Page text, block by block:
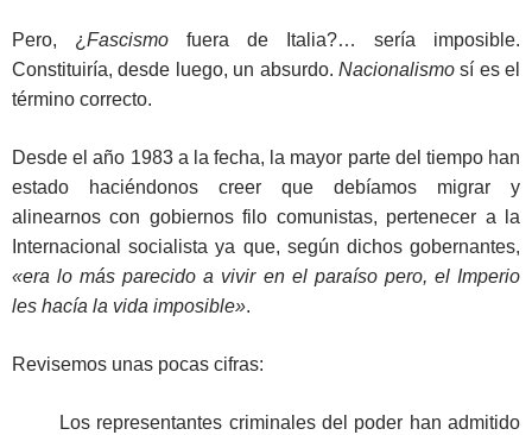
Pero, ¿ Fascismo fuera de Italia?… sería imposible.
Constituiría, desde luego, un absurdo. Nacionalismosí es el
término correcto.
Desde el año 1983 a la fecha, la mayor parte del tiempo han
estado haciéndonos creer que debíamos migrar y
alinearnos con gobiernos filo comunistas, pertenecer a la
Internacional socialista ya que, según dichos gobernantes,
«era lo más parecido a vivir en el paraíso pero, el Imperio
les hacía la vida imposible».
Revisemos unas pocas cifras:
Los representantes criminales del poder han admitido